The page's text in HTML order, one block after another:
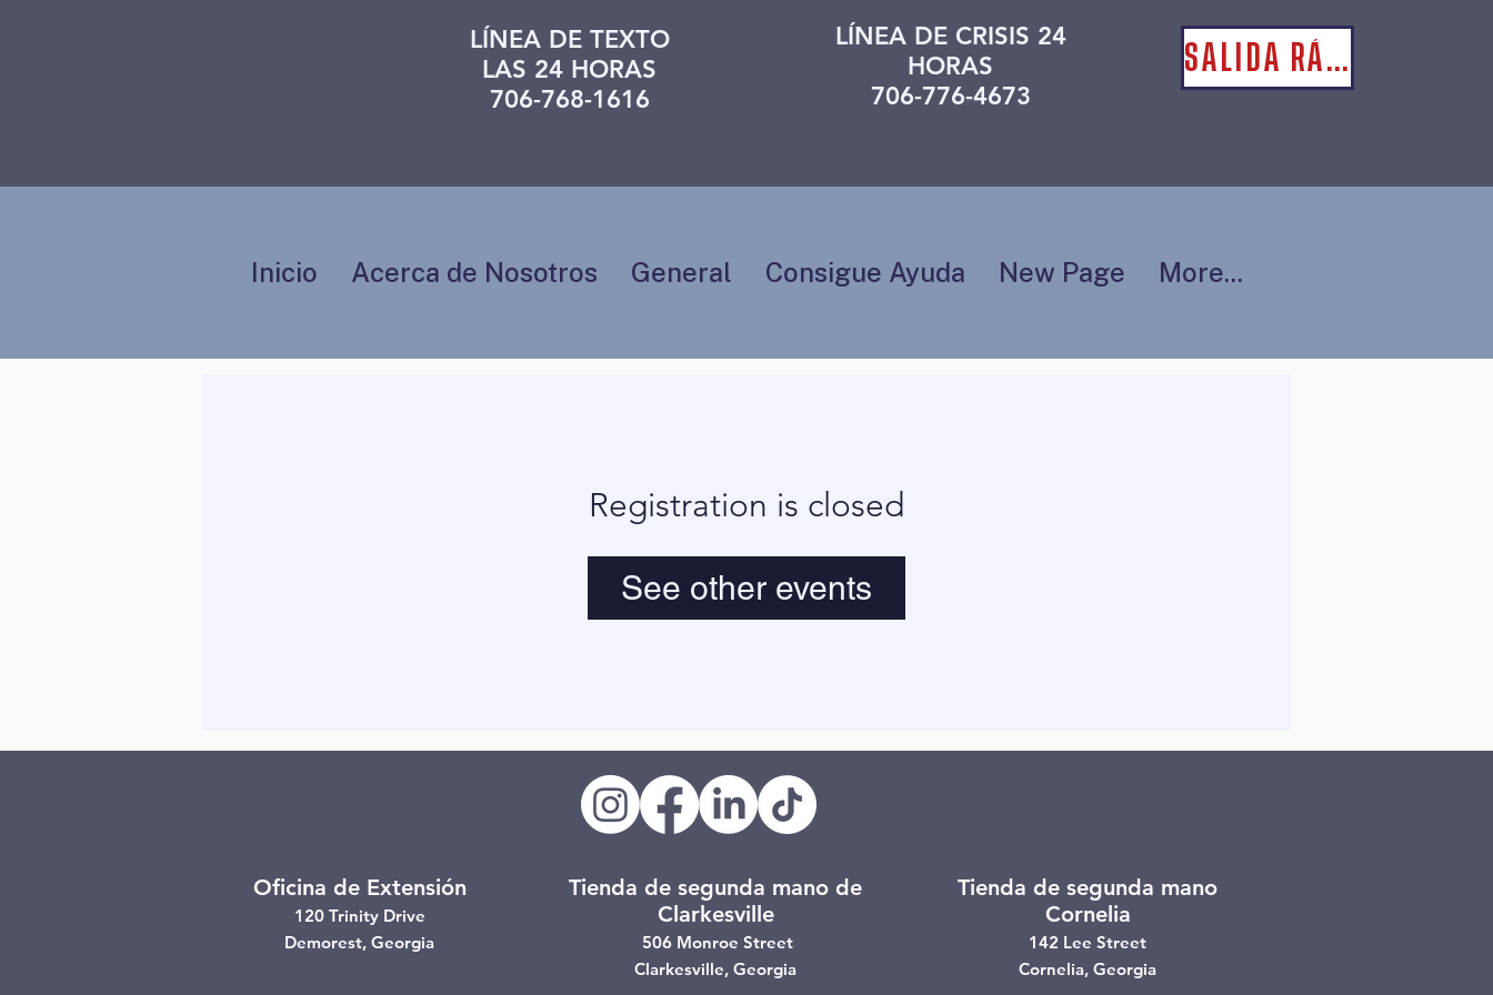
LÍNEA DE TEXTO
LAS 24 HORAS
706-768-1616
LÍNEA DE CRISIS 24
HORAS
706-776-4673
Inicio Acerca de Nosotros General Consigue Ayuda New Page More...
Registration is closed
See other events
Oficina de Extensión
120 Trinity Drive
Demorest, Georgia
Tienda de segunda mano de
Clarkesville
506 Monroe Street
Clarkesville, Georgia
Tienda de segunda mano
Cornelia
142 Lee Street
Cornelia, Georgia